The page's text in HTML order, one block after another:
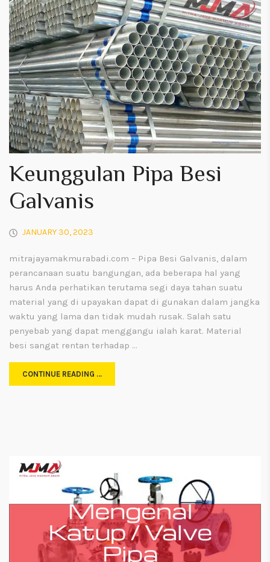
Keunggulan Pipa Besi
Galvanis
JANUARY 30, 2023
mitrajayamakmurabadi.com – Pipa Besi Galvanis, dalam
perancanaan suatu bangungan, ada beberapa hal yang
harus Anda perhatikan terutama segi daya tahan suatu
material yang di upayakan dapat di gunakan dalam jangka
waktu yang lama dan tidak mudah rusak. Salah satu
penyebab yang dapat menggangu ialah karat. Material
besi sangat rentan terhadap …
CONTINUE READING …